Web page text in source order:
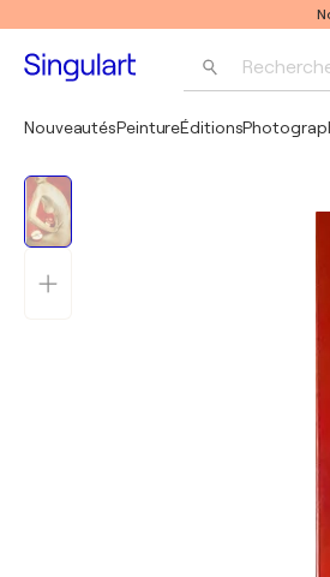
NouveautésPeintureÉditions